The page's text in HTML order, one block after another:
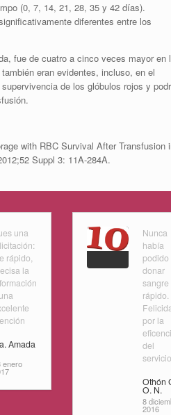
(0, 7, 14, 21, 28, 35 y 42 días).
diferentes entre los
fue de cuatro a cinco veces mayor en
eran evidentes, incluso, en el
de los glóbulos rojos y
with RBC Survival After Transfusion
Suppl 3: 11A-284A.
una
rápido,
la
Amada
enero
Nunca
había
podido
donar
sangre
rápido.
por la
del
Othón
O. N.
8
2016